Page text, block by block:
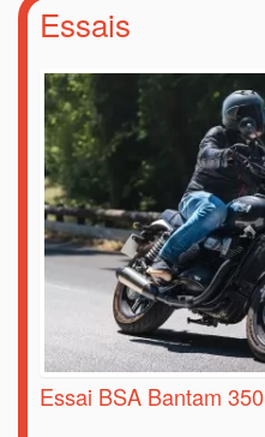
Essais
Essai BSA Bantam 350